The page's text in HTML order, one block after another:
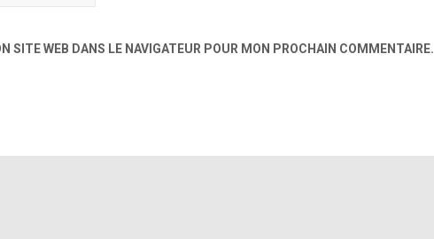
SITE WEB DANS LE NAVIGATEUR POUR MON PROCHAIN COMMENTAIRE.